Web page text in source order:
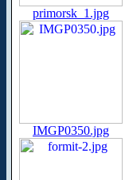
primorsk_1.jpg
IMGP0350.jpg